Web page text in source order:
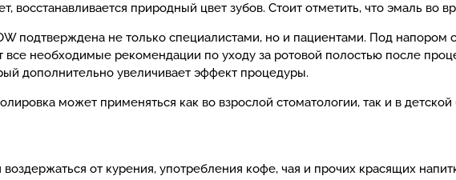
восстанавливается природный цвет зубов. Стоит отметить, что эмаль во
подтверждена не только специалистами, но и пациентами. Под напором
все необходимые рекомендации по уходу за ротовой полостью после
дополнительно увеличивает эффект процедуры.
может применяться как во взрослой стоматологии, так и в детской
от курения, употребления кофе, чая и прочих красящих